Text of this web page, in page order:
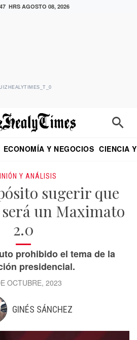
HRS AGOSTO 08, 2026
ECONOMÍA Y NEGOCIOS CIENCIA
Y ANÁLISIS
sugerir que
un Maximato
2.0
prohibido el tema de la
presidencial.
OCTUBRE, 2023
GINÉS SÁNCHEZ